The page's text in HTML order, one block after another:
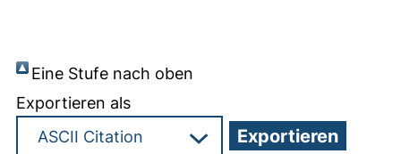
Eine Stufe nach oben
Exportieren als